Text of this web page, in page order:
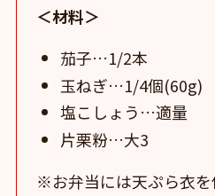
＜材料＞
茄子…1/2本
玉ねぎ…1/4個(60g)
塩こしょう…適量
片栗粉…大3
※お弁当には天ぷら衣